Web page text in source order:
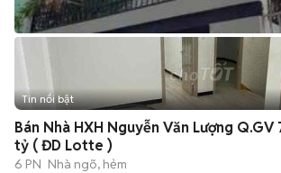
Tin nổi bật
Bán Nhà HXH Nguyễn Văn Lượng Q.GV
tỷ ( ĐD Lotte )
6 PN Nhà ngõ, hẻm